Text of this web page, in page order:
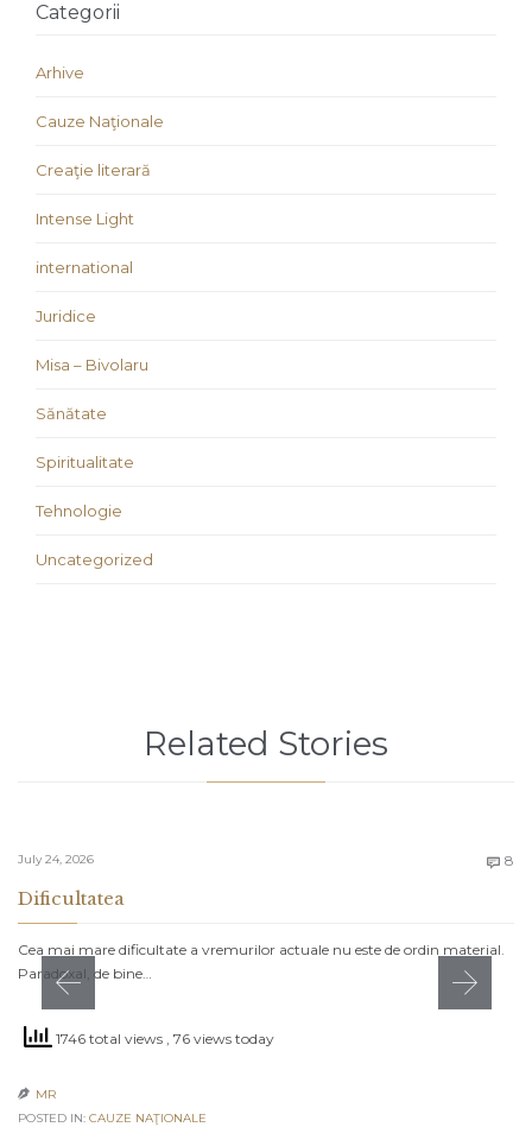
Categorii
Arhive
Cauze Naţionale
Creaţie literară
Intense Light
international
Juridice
Misa – Bivolaru
Sănătate
Spiritualitate
Tehnologie
Uncategorized
Related Stories
July 24, 2026  8
Dificultatea
Cea mai mare dificultate a vremurilor actuale nu este de ordin material.
Paradoxal, de bine…
1746 total views , 76 views today
 MR
POSTED IN: CAUZE NAŢIONALE